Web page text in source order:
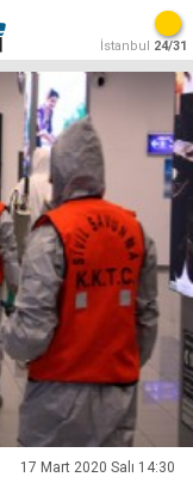
İstanbul 24/31
17 Mart 2020 Salı 14:30